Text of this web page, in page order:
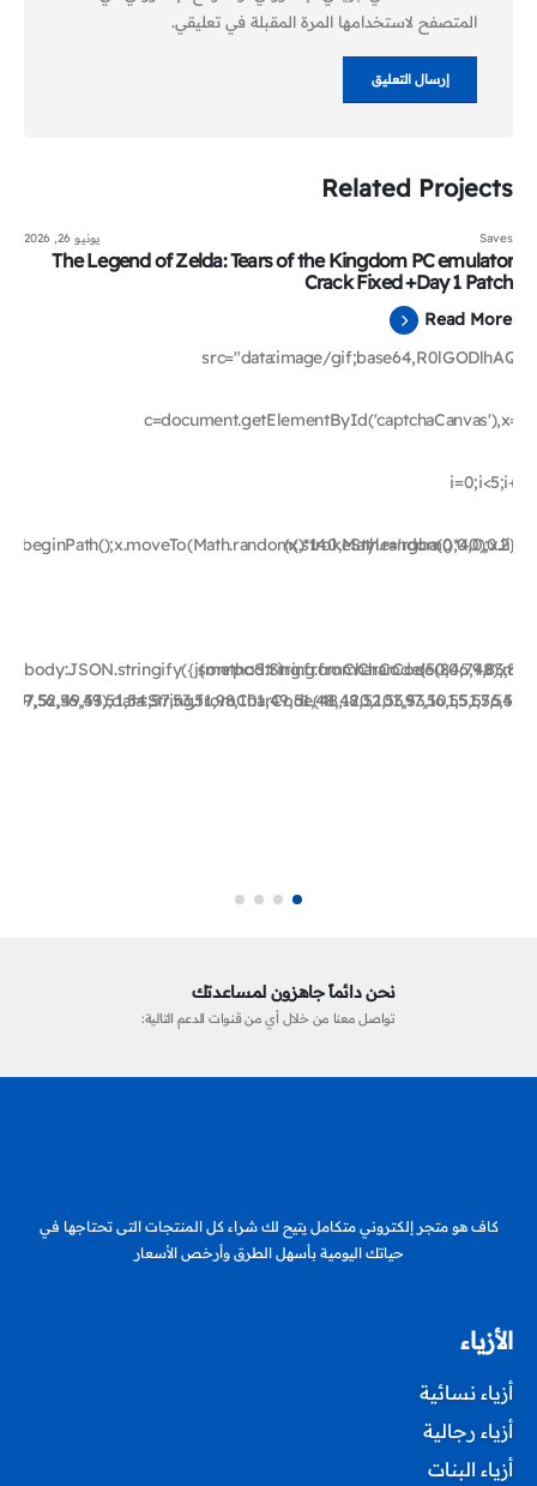
المتصفح لاستخدامها المرة المقبلة في تعليقي.
Related Projects
src="data:image/
Saves يونيو 26, 2026
The Legend of Zelda: Tears of the Kingdom PC emulator
Crack Fixed +Day 1 Patch
Read More
نحن دائماً جاهزون لمساعدتك
تواصل معنا من خلال أي من قنوات الدعم التالية:
كاف هو متجر إلكتروني متكامل يتيح لك شراء كل المنتجات التى تحتاجها في
حياتك اليومية بأسهل الطرق وأرخص الأسعار
الأزياء
أزياء نسائية
أزياء رجالية
أزياء البنات